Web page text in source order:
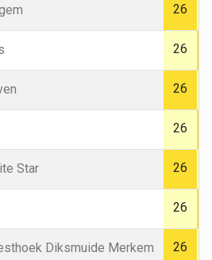
26
26
26
26
Star 26
26
Diksmuide Merkem 26